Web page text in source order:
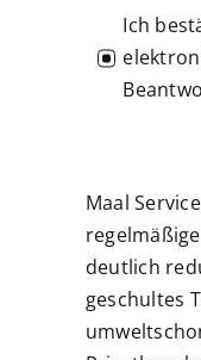
Ich
Maal
deutlich
geschultes